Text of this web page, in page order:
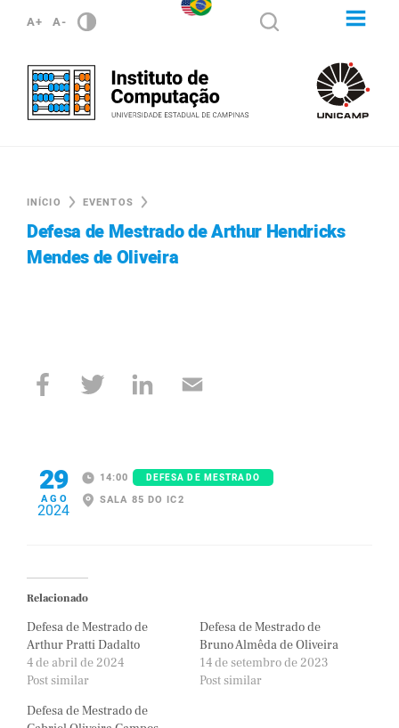
A+ A-
INÍCIO EVENTOS
Defesa de Mestrado de Arthur Hendricks
Mendes de Oliveira
29
AGO
2024
14:00 DEFESA DE MESTRADO
SALA 85 DO IC2
Relacionado
Defesa de Mestrado de
Arthur Pratti Dadalto
4 de abril de 2024
Post similar
Defesa de Mestrado de
Bruno Almêda de Oliveira
14 de setembro de 2023
Post similar
Defesa de Mestrado de